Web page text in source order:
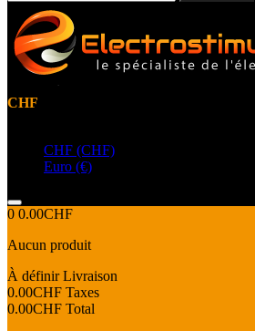
CHF
CHF (CHF)
Euro (€)
0 0.00CHF
Aucun produit
À définirLivraison
0.00CHF Taxes
0.00CHF Total